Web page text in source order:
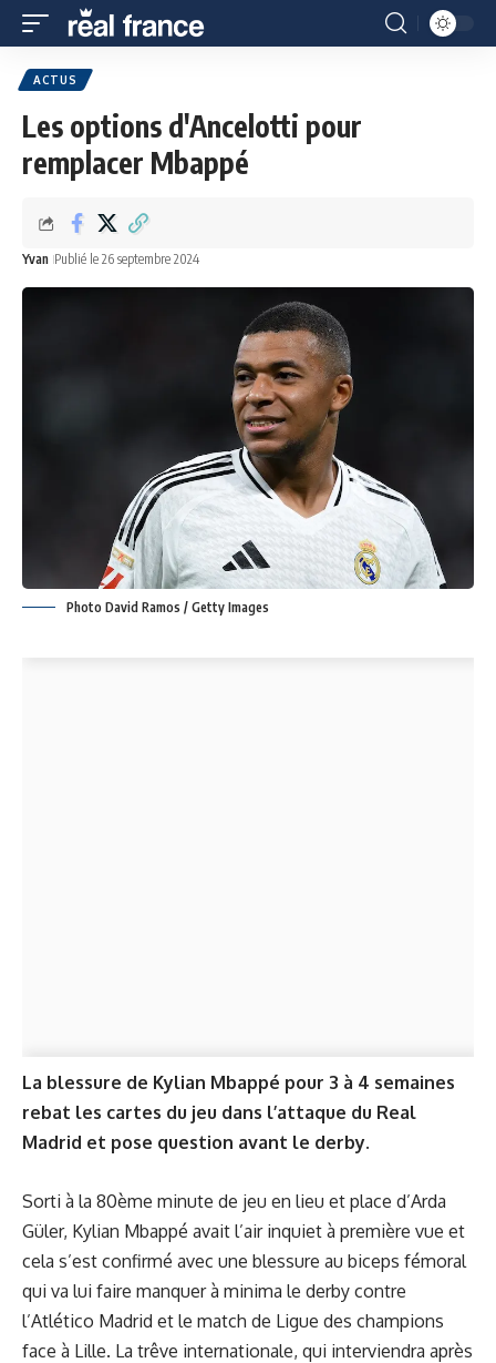
ACTUS
Les options d'Ancelotti pour
remplacer Mbappé
Yvan Publié le 26 septembre 2024
Photo David Ramos / Getty Images
La blessure de Kylian Mbappé pour 3 à 4 semaines
rebat les cartes du jeu dans l’attaque du Real
Madrid et pose question avant le derby.
Sorti à la 80ème minute de jeu en lieu et place d’Arda
Güler, Kylian Mbappé avait l’air inquiet à première vue et
cela s’est confirmé avec une blessure au biceps fémoral
qui va lui faire manquer à minima le derby contre
l’Atlético Madrid et le match de Ligue des champions
face à Lille. La trêve internationale, qui interviendra après